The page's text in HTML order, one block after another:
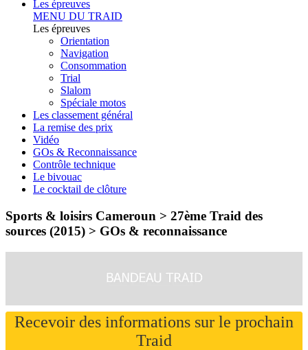
Les épreuves
MENU DU TRAID
Les épreuves
Orientation
Navigation
Consommation
Trial
Slalom
Spéciale motos
Les classement général
La remise des prix
Vidéo
GOs & Reconnaissance
Contrôle technique
Le bivouac
Le cocktail de clôture
Sports & loisirs Cameroun > 27ème Traid des
sources (2015) > GOs & reconnaissance
Recevoir des informations sur le prochain
Traid